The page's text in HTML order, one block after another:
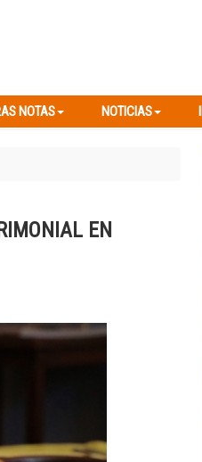
NOTAS NOTICIAS
EN
Next